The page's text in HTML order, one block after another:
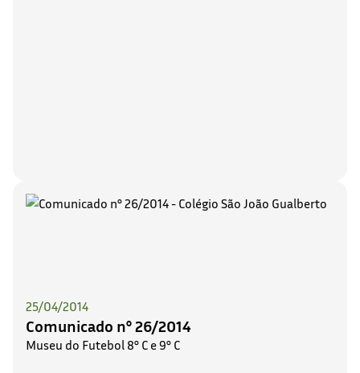
25/04/2014
Comunicado n° 26/2014
Museu do Futebol 8° C e 9° C